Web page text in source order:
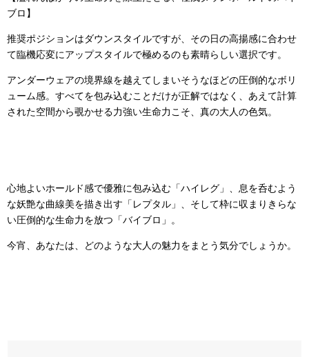
ブロ】
推奨ポジションはダウンスタイルですが、その日の高揚感に合わせ
て臨機応変にアップスタイルで極めるのも素晴らしい選択です。
アンダーウェアの境界線を越えてしまいそうなほどの圧倒的なボリ
ューム感。すべてを包み込むことだけが正解ではなく、あえて計算
された空間から覗かせる力強い生命力こそ、真の大人の色気。
心地よいホールド感で優雅に包み込む「ハイレグ」、息を呑むよう
な妖艶な曲線美を描き出す「レプタル」、そして枠に収まりきらな
い圧倒的な生命力を放つ「バイブロ」。
今宵、あなたは、どのような大人の魅力をまとう気分でしょうか。